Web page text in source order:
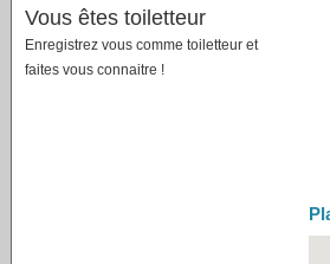
Vous êtes toiletteur
Enregistrez vous comme toiletteur et
faites vous connaitre !